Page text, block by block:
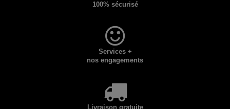
100% sécurisé
Services +
nos engagements
Livraison gratuite